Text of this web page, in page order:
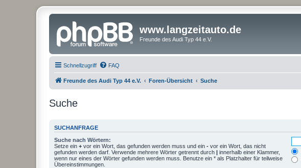
www.langzeitauto.de
Freunde des Audi Typ 44 e.V.
Schnellzugriff FAQ
Freunde des Audi Typ 44 e.V. Foren-Übersicht Suche
Suche
SUCHANFRAGE
Suche nach Wörtern:
Setze ein + vor ein Wort, das gefunden werden muss und ein - vor ein Wort, das nicht
gefunden werden darf. Verwende mehrere Wörter getrennt durch | innerhalb einer Klammer,
wenn nur eines der Wörter gefunden werden muss. Benutze ein * als Platzhalter für teilweise
Übereinstimmungen.